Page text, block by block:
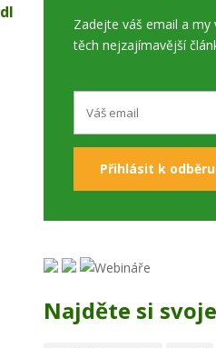
Zadejte váš email a
těch nejzajímavější
Najděte si svoje